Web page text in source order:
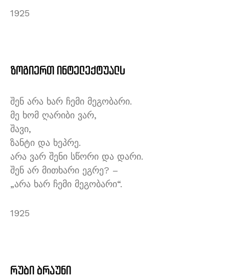
1925
ზოგიერთ ინტელექტუალს
შენ არა ხარ ჩემი მეგობარი.
მე ხომ ღარიბი ვარ,
შავი,
ზანტი და ხეპრე.
არა ვარ შენი სწორი და დარი.
შენ არ მითხარი ეგრე? –
„არა ხარ ჩემი მეგობარი“.
1925
რუბი ბრაუნი